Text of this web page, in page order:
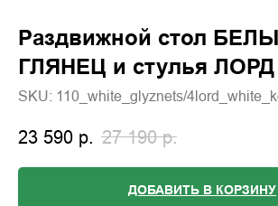
Раздвижной стол
ГЛЯНЕЦ и стулья
SKU: 110_white_glyznets/
23 590 р. 27 190 р.
ДОБАВИТЬ В КОРЗИНУ